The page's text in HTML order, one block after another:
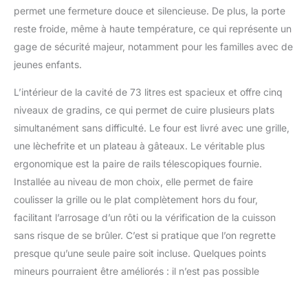
permet une fermeture douce et silencieuse. De plus, la porte
reste froide, même à haute température, ce qui représente un
gage de sécurité majeur, notamment pour les familles avec de
jeunes enfants.
L’intérieur de la cavité de 73 litres est spacieux et offre cinq
niveaux de gradins, ce qui permet de cuire plusieurs plats
simultanément sans difficulté. Le four est livré avec une grille,
une lèchefrite et un plateau à gâteaux. Le véritable plus
ergonomique est la paire de rails télescopiques fournie.
Installée au niveau de mon choix, elle permet de faire
coulisser la grille ou le plat complètement hors du four,
facilitant l’arrosage d’un rôti ou la vérification de la cuisson
sans risque de se brûler. C’est si pratique que l’on regrette
presque qu’une seule paire soit incluse. Quelques points
mineurs pourraient être améliorés : il n’est pas possible